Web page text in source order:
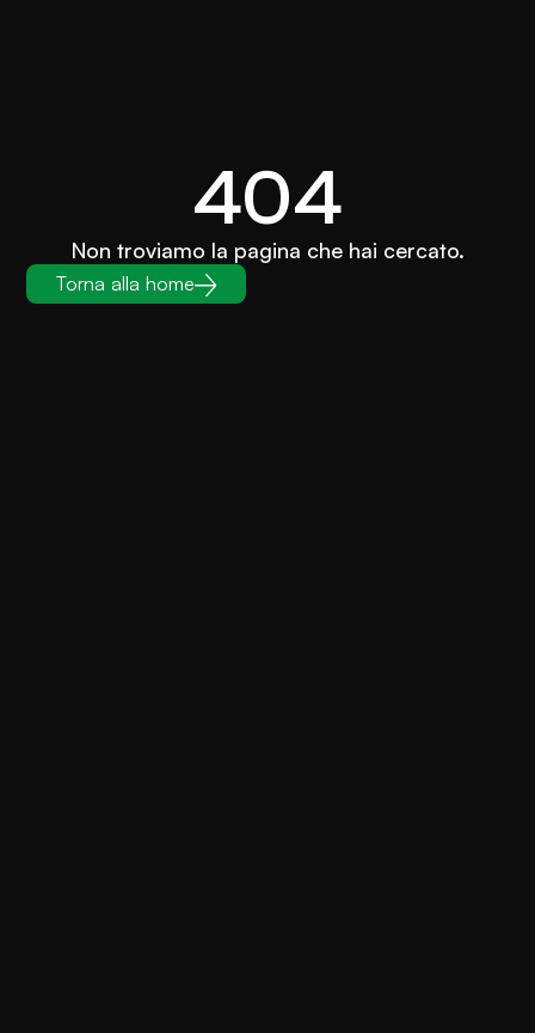
404
Non troviamo la pagina che hai cercato.
Torna alla home